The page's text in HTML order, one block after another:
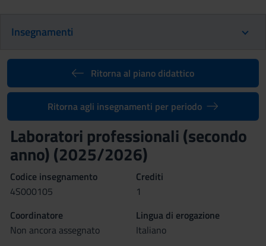
Insegnamenti
Ritorna al piano didattico
Ritorna agli insegnamenti per periodo
Laboratori professionali (secondo
anno) (2025/2026)
Codice insegnamento
4S000105
Crediti
1
Coordinatore
Non ancora assegnato
Lingua di erogazione
Italiano